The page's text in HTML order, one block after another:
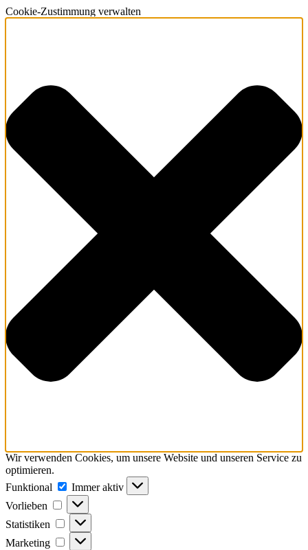
Cookie-Zustimmung verwalten
Wir verwenden Cookies, um unsere Website und unseren Service zu
optimieren.
Funktional
Funktional
Immer aktiv
Vorlieben
Vorlieben
Statistiken Statistiken
Marketing Marketing